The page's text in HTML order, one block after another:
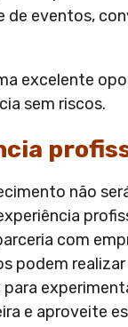
de eventos,
excelente
sem riscos.
não
com
podem
e aproveite